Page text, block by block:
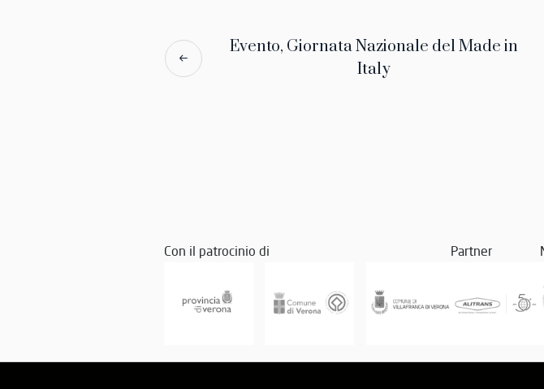
Evento, Giornata Nazionale del Made in
Italy
Con il patrocinio di Partner